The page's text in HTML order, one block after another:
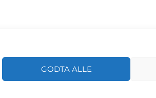
GODTA ALLE